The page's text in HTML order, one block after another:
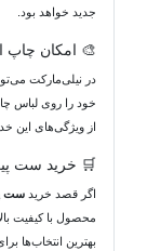
جدید خواهد بود.
🎨 امکان چاپ
در نیلی‌مارکت
خود را روی لباس
از ویژگی‌های این
🛒 خرید ست
اگر قصد خرید ست
محصول با کیفیت
بهترین انتخاب‌ها